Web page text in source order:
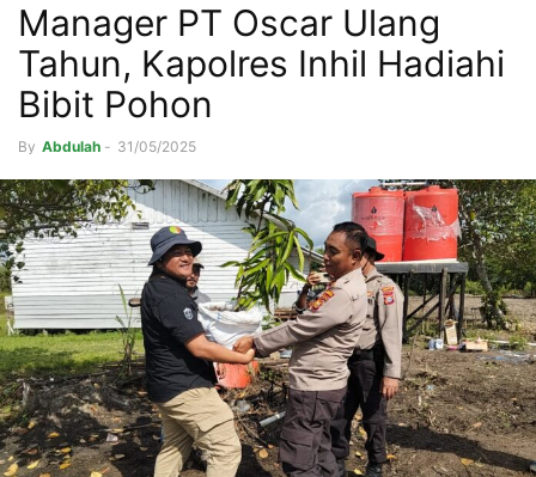
Manager PT Oscar Ulang
Tahun, Kapolres Inhil Hadiahi
Bibit Pohon
By Abdulah - 31/05/2025